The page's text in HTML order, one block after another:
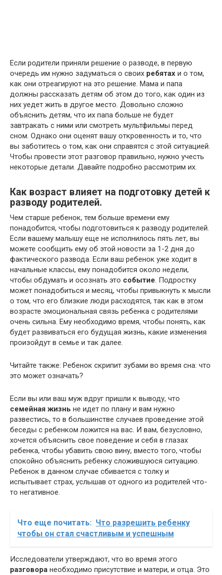
Если родители приняли решение о разводе, в первую
очередь им нужно задуматься о своих ребятах и о том,
как они отреагируют на это решение. Мама и папа
должны рассказать детям об этом до того, как один из
них уедет жить в другое место. Довольно сложно
объяснить детям, что их папа больше не будет
завтракать с ними или смотреть мультфильмы перед
сном. Однако они оценят вашу откровенность и то, что
вы заботитесь о том, как они справятся с этой ситуацией.
Чтобы провести этот разговор правильно, нужно учесть
некоторые детали. Давайте подробно рассмотрим их.
Как возраст влияет на подготовку детей к
разводу родителей.
Чем старше ребенок, тем больше времени ему
понадобится, чтобы подготовиться к разводу родителей.
Если вашему малышу еще не исполнилось пять лет, вы
можете сообщить ему об этой новости за 1-2 дня до
фактического развода. Если ваш ребенок уже ходит в
начальные классы, ему понадобится около недели,
чтобы обдумать и осознать это событие. Подростку
может понадобиться и месяц, чтобы привыкнуть к мысли
о том, что его близкие люди расходятся, так как в этом
возрасте эмоциональная связь ребенка с родителями
очень сильна. Ему необходимо время, чтобы понять, как
будет развиваться его будущая жизнь, какие изменения
произойдут в семье и так далее.
Читайте также: Ребенок скрипит зубами во время сна: что
это может означать?
Если вы или ваш муж вдруг пришли к выводу, что
семейная жизнь не идет по плану и вам нужно
развестись, то в большинстве случаев проведение этой
беседы с ребенком ложится на вас. И вам, безусловно,
хочется объяснить свое поведение и себя в глазах
ребенка, чтобы убавить свою вину, вместо того, чтобы
спокойно объяснить ребенку сложившуюся ситуацию.
Ребенок в данном случае сбивается с толку и
испытывает страх, услышав от одного из родителей что-
то негативное.
Что еще почитать: Что разрешить ребенку
чтобы он стал счастливым и успешным
Исследователи утверждают, что во время этого
разговора необходимо присутствие и матери, и отца. Это